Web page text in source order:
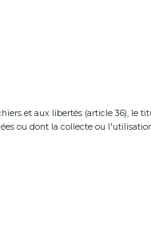
et aux libertés (article 36), le
ou dont la collecte ou